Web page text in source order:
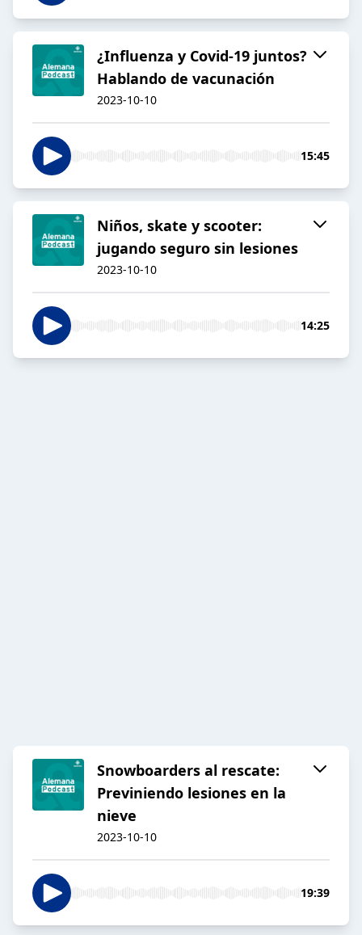
¿Influenza y Covid-19 juntos?
Hablando de vacunación
2023-10-10
15:45
Niños, skate y scooter:
jugando seguro sin lesiones
2023-10-10
14:25
Snowboarders al rescate:
Previniendo lesiones en la
nieve
2023-10-10
19:39